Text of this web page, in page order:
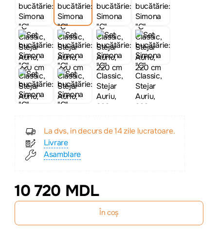
La dvs, in decurs de 14 zile lucratoare.
Livrare
Asamblare
10 720 MDL
În coș